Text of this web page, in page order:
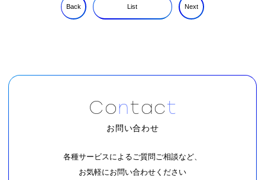
Back List Next
Contact
お問い合わせ
各種サービスによるご質問ご相談など、
お気軽にお問い合わせください